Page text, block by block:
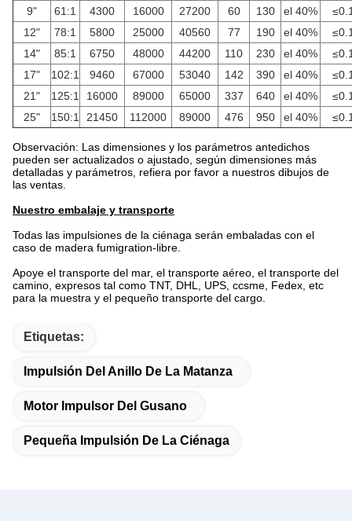
9" 61:1 4300 16000 27200 60 130 el 40%
12"
78:1 5800 25000 40560 77 190 el 40%
14"
85:1 6750 48000 44200 110 230 el 40%
17"
102:1 9460 67000 53040 142 390 el 40%
21"
125:1 16000 89000 65000 337 640 el 40%
25"
150:1 21450 112000 89000 476 950 el 40%
Observación: Las dimensiones y los parámetros antedichos
pueden ser actualizados o ajustado, según dimensiones más
detalladas y parámetros, refiera por favor a nuestros dibujos de
las ventas.
Nuestro embalaje y transporte
Todas las impulsiones de la ciénaga serán embaladas con el
caso de madera fumigration-libre.
Apoye el transporte del mar, el transporte aéreo, el transporte del
camino, expresos tal como TNT, DHL, UPS, ccsme, Fedex, etc
para la muestra y el pequeño transporte del cargo.
Etiquetas:
Impulsión Del Anillo De La Matanza
Motor Impulsor Del Gusano
Pequeña Impulsión De La Ciénaga